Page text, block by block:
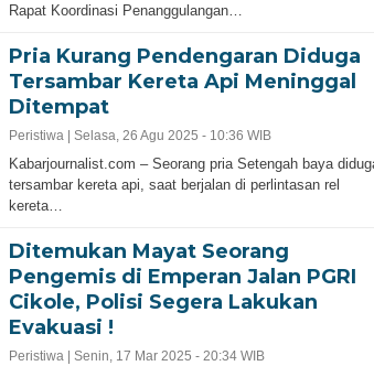
Rapat Koordinasi Penanggulangan…
Pria Kurang Pendengaran Diduga
Tersambar Kereta Api Meninggal
Ditempat
Peristiwa | Selasa, 26 Agu 2025 - 10:36 WIB
Kabarjournalist.com – Seorang pria Setengah baya
tersambar kereta api, saat berjalan di perlintasan rel
kereta…
Ditemukan Mayat Seorang
Pengemis di Emperan Jalan PGRI
Cikole, Polisi Segera Lakukan
Evakuasi !
Peristiwa | Senin, 17 Mar 2025 - 20:34 WIB